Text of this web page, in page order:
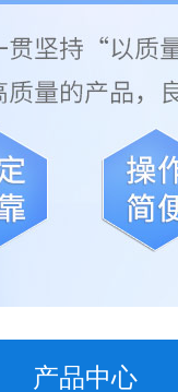
产品中心